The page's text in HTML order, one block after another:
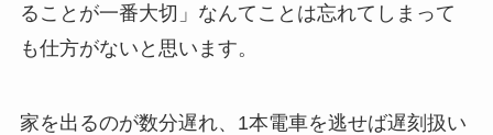
ることが一番大切」なんてことは忘れてしまって
も仕方がないと思います。
家を出るのが数分遅れ、1本電車を逃せば遅刻扱い